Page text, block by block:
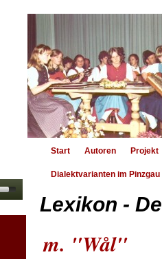
Start Autoren Projekt
Dialektvarianten im Pinzgau
Lexikon -
m. "Wål"